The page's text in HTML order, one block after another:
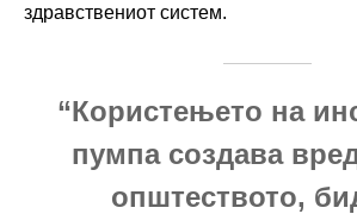
здравствениот систем.
“Користењето на
пумпа создава
општеството,